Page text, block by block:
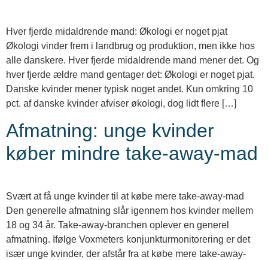
Hver fjerde midaldrende mand: Økologi er noget pjat
Økologi vinder frem i landbrug og produktion, men ikke hos
alle danskere.​ Hver fjerde midaldrende mand mener det. Og
hver fjerde ældre mand gentager det: Økologi er noget pjat.
Danske kvinder mener typisk noget andet. Kun omkring 10
pct. af danske kvinder afviser økologi, dog lidt flere […]
Afmatning: unge kvinder
køber mindre take-away-mad
Svært at få unge kvinder til at købe mere take-away-mad
Den generelle afmatning slår igennem hos kvinder mellem
18 og 34 år. Take-away-branchen oplever en generel
afmatning. Ifølge Voxmeters konjunkturmonitorering er det
især unge kvinder, der afstår fra at købe mere take-away-